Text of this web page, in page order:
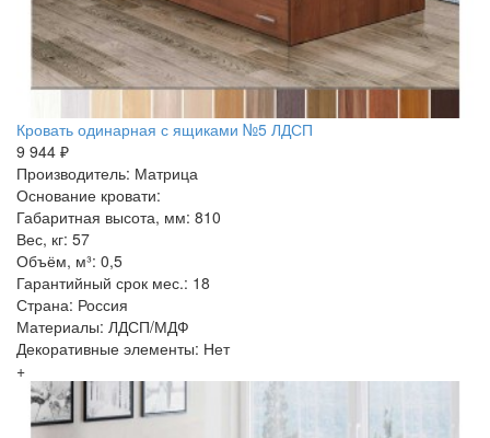
Кровать одинарная с ящиками №5 ЛДСП
9 944 ₽
Производитель: Матрица
Основание кровати:
Габаритная высота, мм: 810
Вес, кг: 57
Объём, м³: 0,5
Гарантийный срок мес.: 18
Страна: Россия
Материалы: ЛДСП/МДФ
Декоративные элементы: Нет
+